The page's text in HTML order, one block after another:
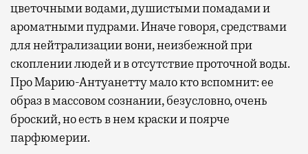
цветочными водами, душистыми помадами и
ароматными пудрами. Иначе говоря, средствами
для нейтрализации вони, неизбежной при
скоплении людей и в отсутствие проточной воды.
Про Марию-Антуанетту мало кто вспомнит: ее
образ в массовом сознании, безусловно, очень
броский, но есть в нем краски и поярче
парфюмерии.